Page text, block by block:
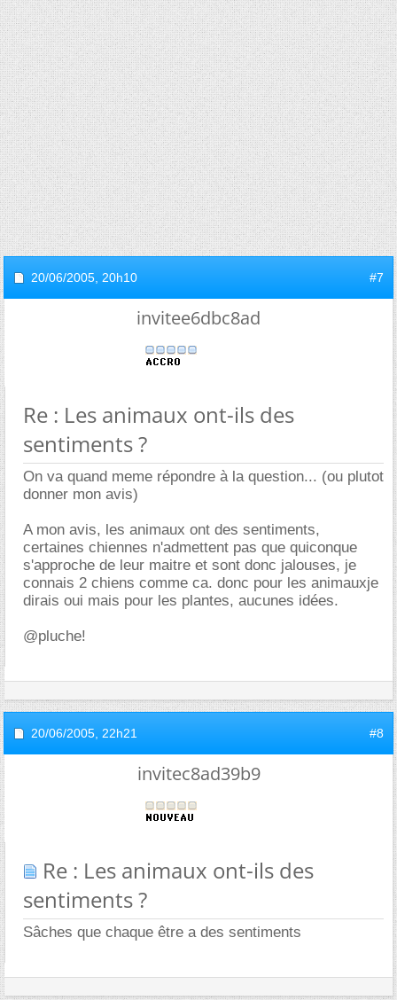
20/06/2005, 20h10 #7
invitee6dbc8ad
Re : Les animaux ont-ils des
sentiments ?
On va quand meme répondre à la question... (ou plutot
donner mon avis)
A mon avis, les animaux ont des sentiments,
certaines chiennes n'admettent pas que quiconque
s'approche de leur maitre et sont donc jalouses, je
connais 2 chiens comme ca. donc pour les animauxje
dirais oui mais pour les plantes, aucunes idées.
@pluche!
20/06/2005, 22h21 #8
invitec8ad39b9
Re : Les animaux ont-ils des
sentiments ?
Sâches que chaque être a des sentiments